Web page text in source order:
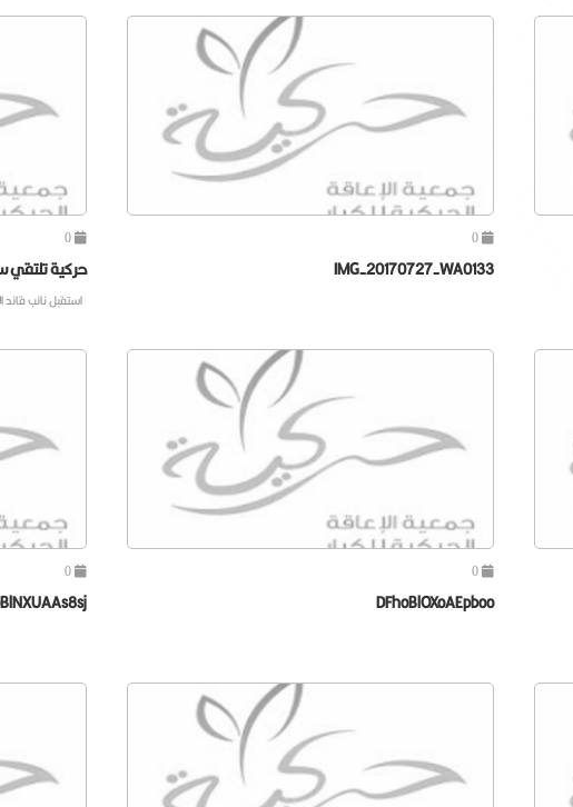
0
IMG-20170727-WA0133
0
حركية تلتقي
استقبل نائب قائد
0
DFhoBlOXoAEpboo
0